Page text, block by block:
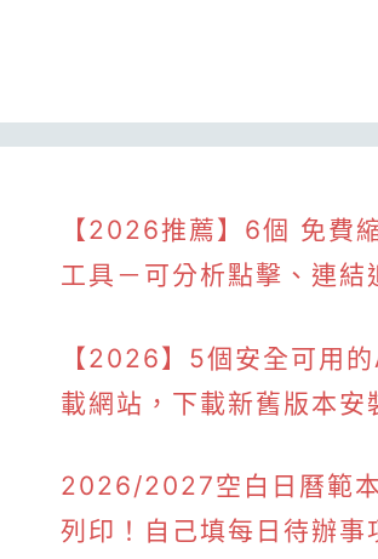
【2026推薦】6個 免費
工具－可分析點擊、連結
【2026】5個安全可用
載網站，下載新舊版本安
2026/2027空白日曆範
列印！自己填每日待辦事